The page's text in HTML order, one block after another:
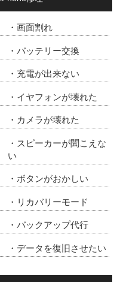
・画面割れ
・バッテリー交換
・充電が出来ない
・イヤフォンが壊れた
・カメラが壊れた
・スピーカーが聞こえな
い
・ボタンがおかしい
・リカバリーモード
・バックアップ代行
・データを復旧させたい